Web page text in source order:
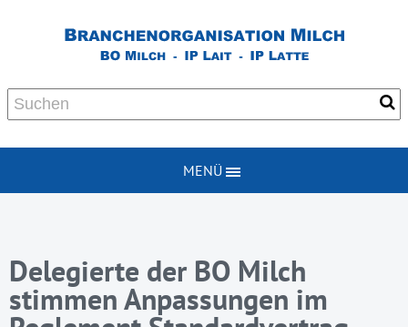
MENÜ
Delegierte der BO Milch
stimmen Anpassungen im